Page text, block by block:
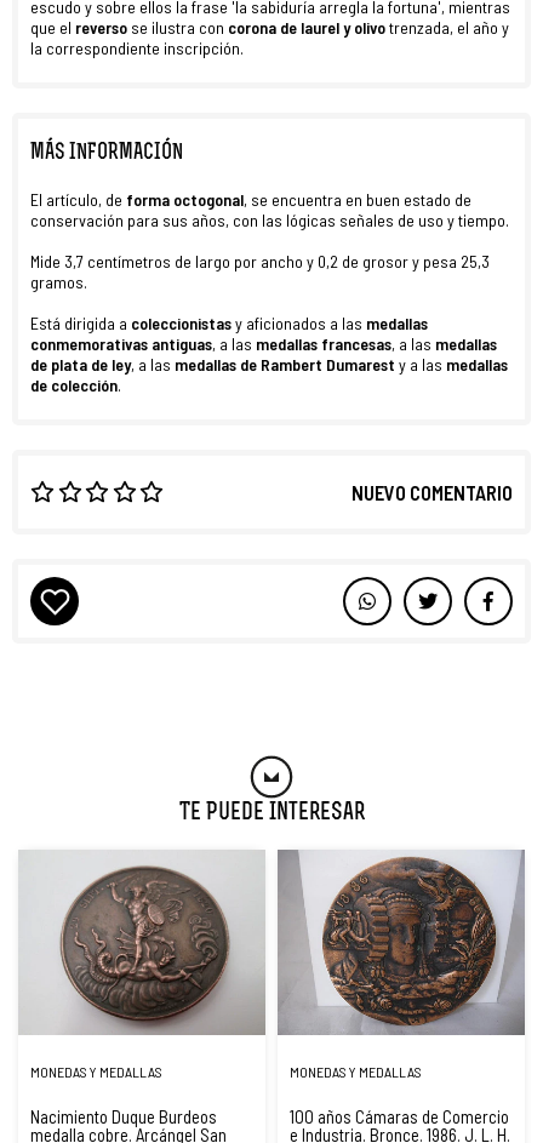
escudo y sobre ellos la frase 'la sabiduría arregla la fortuna', mientras
que el reverso se ilustra con corona de laurel y olivotrenzada, el año y
la correspondiente inscripción.
MÁS INFORMACIÓN
El artículo, de forma octogonal, se encuentra en buen estado de
conservación para sus años, con las lógicas señales de uso y tiempo.
Mide 3,7 centímetros de largo por ancho y 0,2 de grosor y pesa 25,3
gramos.
Está dirigida a coleccionistasy aficionados a las medallas
conmemorativas antiguas, a las medallas francesas, a las medallas
de plata de ley, a las medallas de Rambert Dumarest y a las medallas
de colección.
NUEVO COMENTARIO
Te Puede Interesar
MONEDAS Y MEDALLAS
Nacimiento Duque Burdeos
medalla cobre. Arcángel San
MONEDAS Y MEDALLAS
100 años Cámaras de Comercio
e Industria. Bronce. 1986. J. L. H.